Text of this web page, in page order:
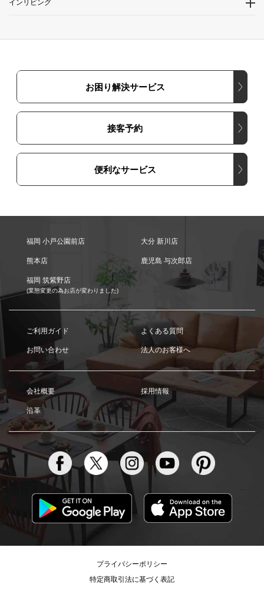
インリビング
お困り解決サービス
接客予約
便利なサービス
福岡 小戸公園前店 大分 新川店
熊本店 鹿児島 与次郎店
福岡 筑紫野店
(業態変更の為お店が変わりました)
ご利用ガイド よくある質問
お問い合わせ 法人のお客様へ
会社概要 採用情報
沿革
プライバシーポリシー
特定商取引法に基づく表記